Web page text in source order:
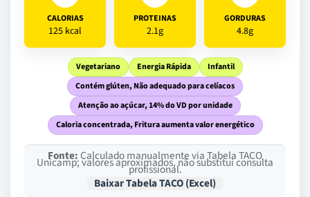
CALORIAS
125 kcal
PROTEINAS
2.1g
GORDURAS
4.8g
Vegetariano Energia Rápida
Infantil
Contém glúten, Não adequado para celíacos
Atenção ao açúcar, 14% do VD por unidade
Caloria concentrada, Fritura aumenta valor energético
Fonte:Calculado manualmente via Tabela TACO
Unicamp; valores aproximados, não substitui consulta
profissional.
Baixar Tabela TACO (Excel)